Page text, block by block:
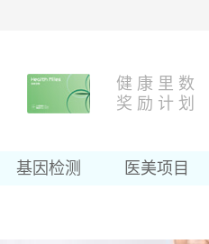
健 康 里 数
奖 励 计 划
基因检测 医美项目